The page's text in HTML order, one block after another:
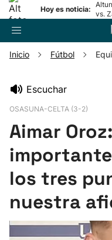
Hoy es noticia:
vs.
Pelota
Remo
Inicio Fútbol
Escuchar
OSASUNA-CELTA (3-2)
Aimar
los tres
nuestra